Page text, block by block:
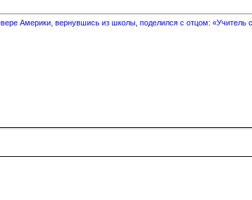
Америки, вернувшись из школы, поделился с отцом: